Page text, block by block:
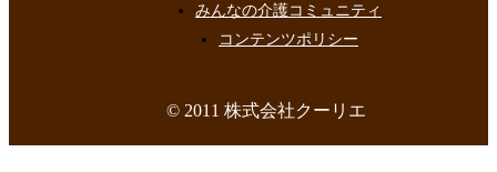
みんなの介護コミュニティ
コンテンツポリシー
© 2011 株式会社クーリエ